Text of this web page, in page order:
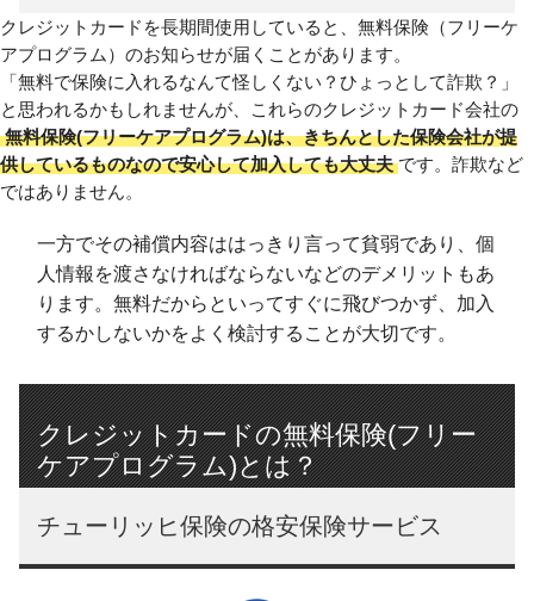
クレジットカードを長期間使用していると、無料保険（フリーケ
アプログラム）のお知らせが届くことがあります。
「無料で保険に入れるなんて怪しくない？ひょっとして詐欺？」
と思われるかもしれませんが、これらのクレジットカード会社の
無料保険(フリーケアプログラム)は、きちんとした保険会社が提
供しているものなので安心して加入しても大丈夫 です。詐欺など
ではありません。
一方でその補償内容ははっきり言って貧弱であり、個
人情報を渡さなければならないなどのデメリットもあ
ります。無料だからといってすぐに飛びつかず、加入
するかしないかをよく検討することが大切です。
クレジットカードの無料保険(フリー
ケアプログラム)とは？
チューリッヒ保険の格安保険サービス